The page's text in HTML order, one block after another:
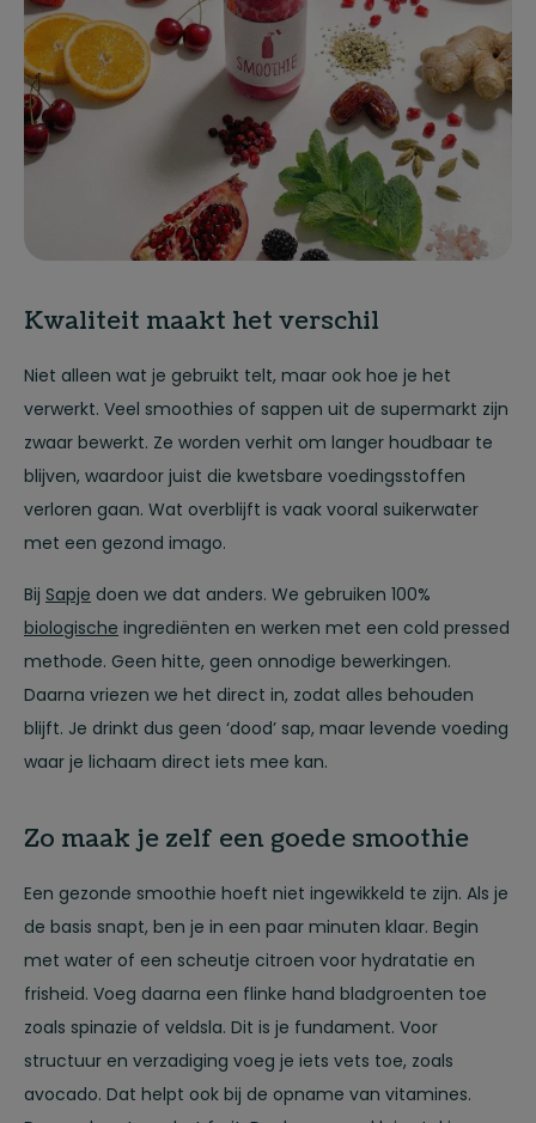
Kwaliteit maakt het verschil
Niet alleen wat je gebruikt telt, maar ook hoe je het
verwerkt. Veel smoothies of sappen uit de supermarkt zijn
zwaar bewerkt. Ze worden verhit om langer houdbaar te
blijven, waardoor juist die kwetsbare voedingsstoffen
verloren gaan. Wat overblijft is vaak vooral suikerwater
met een gezond imago.
Bij Sapje doen we dat anders. We gebruiken 100%
biologische ingrediënten en werken met een cold pressed
methode. Geen hitte, geen onnodige bewerkingen.
Daarna vriezen we het direct in, zodat alles behouden
blijft. Je drinkt dus geen ‘dood’ sap, maar levende voeding
waar je lichaam direct iets mee kan.
Zo maak je zelf een goede smoothie
Een gezonde smoothie hoeft niet ingewikkeld te zijn. Als je
de basis snapt, ben je in een paar minuten klaar. Begin
met water of een scheutje citroen voor hydratatie en
frisheid. Voeg daarna een flinke hand bladgroenten toe
zoals spinazie of veldsla. Dit is je fundament. Voor
structuur en verzadiging voeg je iets vets toe, zoals
avocado. Dat helpt ook bij de opname van vitamines.